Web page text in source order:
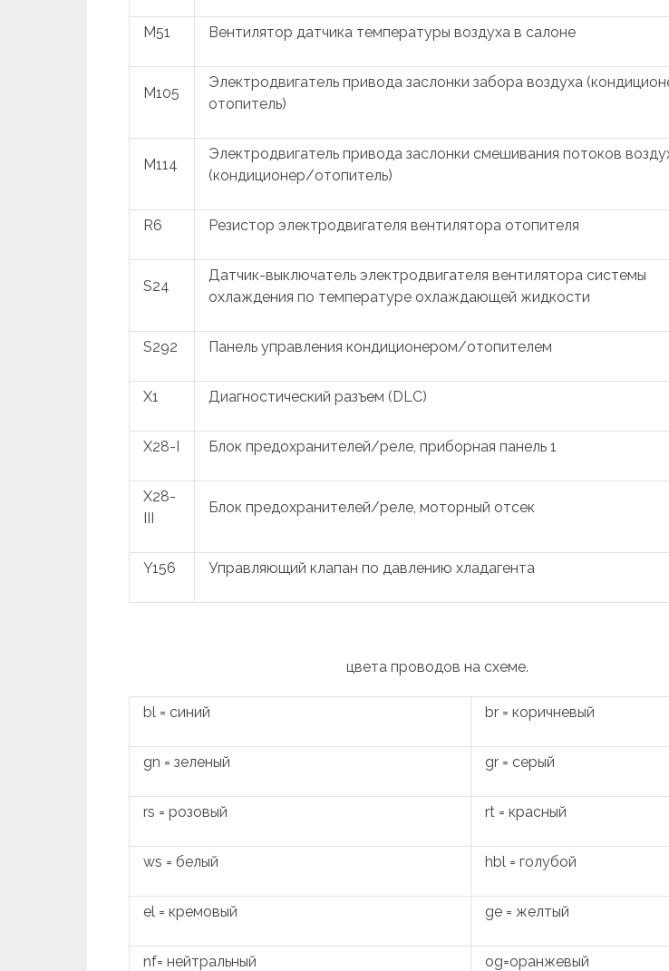
M51 Вентилятор датчика температуры воздуха в салоне
M105
Электродвигатель привода заслонки забора воздуха
отопитель)
M114
Электродвигатель привода заслонки смешивания потоков
(кондиционер/отопитель)
R6 Резистор электродвигателя вентилятора отопителя
S24
Датчик-выключатель электродвигателя вентилятора системы
охлаждения по температуре охлаждающей жидкости
S292 Панель управления кондиционером/отопителем
X1 Диагностический разъем (DLC)
X28-I Блок предохранителей/реле, приборная панель 1
X28-
III
Блок предохранителей/реле, моторный отсек
Y156 Управляющий клапан по давлению хладагента
цвета проводов на схеме.
bl = синий br = коричневый
gn = зеленый gr = серый
rs = розовый rt = красный
ws = белый hbl = голубой
el = кремовый ge = желтый
nf= нейтральный og=оранжевый